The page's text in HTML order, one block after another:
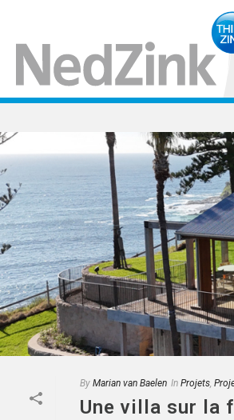
By Marian van Baelen In Projets,
Une villa sur la